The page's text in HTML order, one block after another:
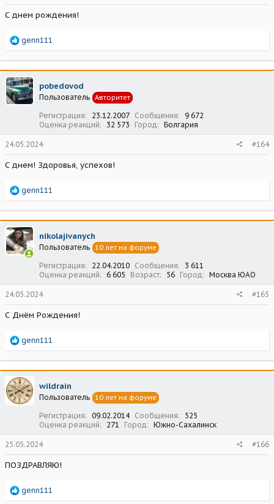
С днем рождения!
Р
а
к
ц
и
и
genn111
pobedovod
Пользователь Авторитет
Регистрация 23.12.2007 Сообщения
9 672
Оценка реакций
32 573 Город Болгария
24.05.2024 #164
С днем! Здоровья, успехов!
Р
а
к
ц
и
и
genn111
nikolajivanych
Пользователь 10 лет на форуме
Регистрация 22.04.2010 Сообщения
3 611
Оценка реакций
6 605 Возраст 56 Город Москва ЮАО
24.05.2024 #165
С Днём Рождения!
Р
а
к
ц
и
и
genn111
wildrain
Пользователь 10 лет на форуме
Регистрация 09.02.2014 Сообщения
525
Оценка реакций
271 Город Южно-Сахалинск
25.05.2024 #166
ПОЗДРАВЛЯЮ!
Р
genn111